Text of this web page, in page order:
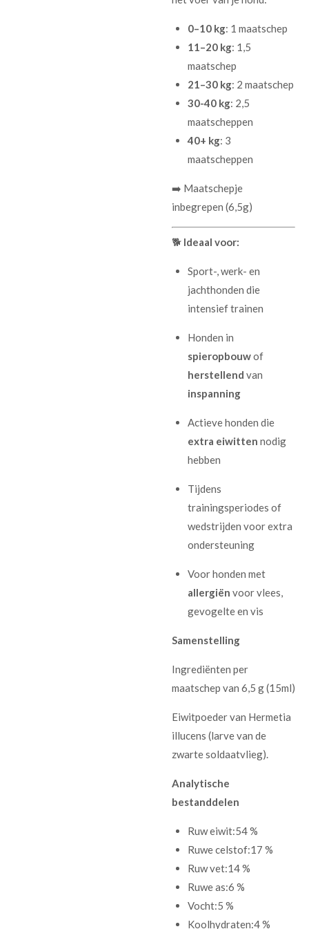
0–10 kg: 1 maatschep
11–20 kg: 1,5
maatschep
21–30 kg: 2 maatschep
30-40 kg: 2,5
maatscheppen
40+ kg: 3
maatscheppen
➡️ Maatschepje
inbegrepen (6,5g)
🐕 Ideaal voor:
Sport-, werk- en
jachthonden die
intensief trainen
Honden in
spieropbouwof
herstellend van
inspanning
Actieve honden die
extra eiwitten nodig
hebben
Tijdens
trainingsperiodes of
wedstrijden voor extra
ondersteuning
Voor honden met
allergiën voor vlees,
gevogelte en vis
Samenstelling
Ingrediënten per
maatschep van 6,5 g (15ml)
Eiwitpoeder van Hermetia
illucens (larve van de
zwarte soldaatvlieg).
Analytische
bestanddelen
Ruw eiwit:54 %
Ruwe celstof:17 %
Ruw vet:14 %
Ruwe as:6 %
Vocht:5 %
Koolhydraten:4 %